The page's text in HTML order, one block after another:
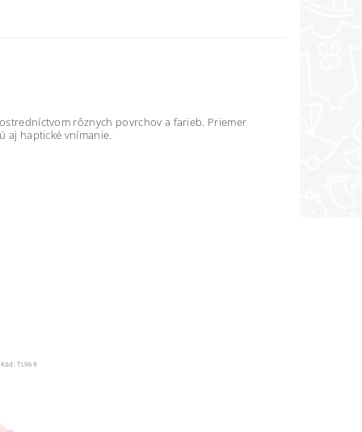
rôznych povrchov a farieb. Priemer
aj haptické vnímanie.
Kód:TL969